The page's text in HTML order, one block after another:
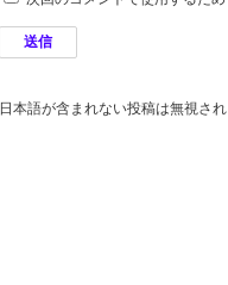
日本語が含まれない投稿は無視さ